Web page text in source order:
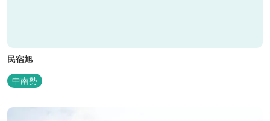
民宿旭
中南勢